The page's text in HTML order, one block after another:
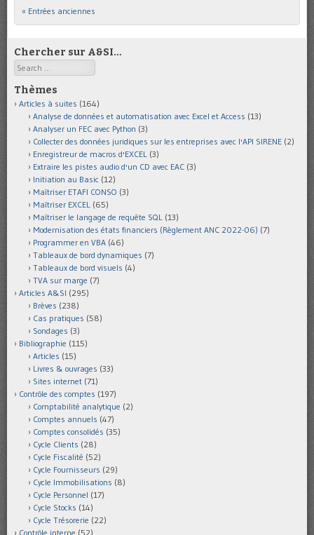
Post navigation
« Entrées anciennes
Chercher sur A&SI…
Search
Thèmes
Articles à suites (164)
Analyse de données et automatisation avec Excel et Access (13)
Analyser un FEC avec Python (3)
Collecter des données juridiques sur les entreprises avec l'API SIRENE (2)
Enregistreur de macros d'EXCEL (3)
Extraire les pistes audio d'un CD avec EAC (3)
Initiation au Basic (12)
Maîtriser ETAFI CONSO (3)
Maîtriser EXCEL (65)
Maîtriser le langage de requête SQL (13)
Modernisation des états financiers (Règlement ANC 2022-06) (7)
Programmer en VBA (46)
Tableaux de bord dynamiques (7)
Tableaux de bord visuels (4)
TVA sur marge (7)
Articles A&SI (295)
Brèves (238)
Cas pratiques (58)
Sondages (3)
Bibliographie (115)
Articles (15)
Livres & ouvrages (33)
Sites internet (71)
Contrôle des comptes (197)
Comptabilité analytique (2)
Comptes annuels (47)
Comptes consolidés (35)
Cycle Clients (28)
Cycle Fiscalité (52)
Cycle Fournisseurs (29)
Cycle Immobilisations (8)
Cycle Personnel (17)
Cycle Stocks (14)
Cycle Trésorerie (22)
Contrôle interne (52)